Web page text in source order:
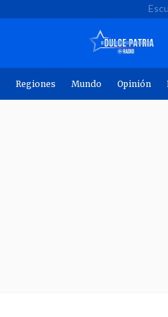
Regiones Mundo Opinión